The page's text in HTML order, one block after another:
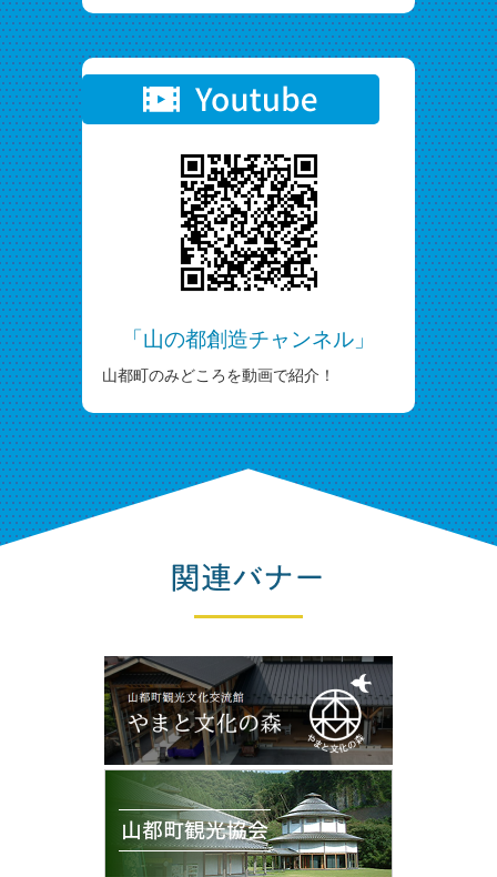
「山の都創造チャンネル」
山都町のみどころを動画で紹介！